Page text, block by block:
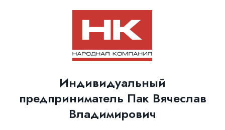
Индивидуальный
предприниматель Пак Вячеслав
Владимирович